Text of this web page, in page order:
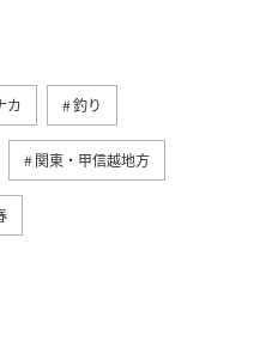
カ 釣り
関東・甲信越地方